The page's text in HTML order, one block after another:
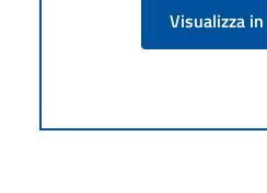
Visualizza